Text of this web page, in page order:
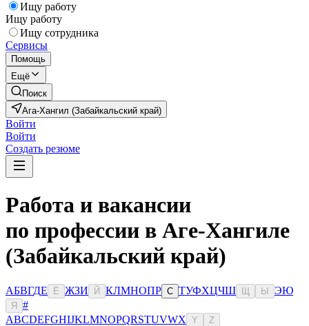
Ищу работу
Ищу работу
Ищу сотрудника
Сервисы
Помощь
Ещё
Поиск
Ага-Хангил (Забайкальский край)
Войти
Войти
Создать резюме
Работа и вакансии
по профессии в Аге-Хангиле
(Забайкальский край)
АБВГДЕ Ё ЖЗИ Й КЛМНОПР С ТУФХЦЧШ Ы ЭЮ
Я
#
ABCDEFGHIJKLMNOPQRSTUVWX Y Z